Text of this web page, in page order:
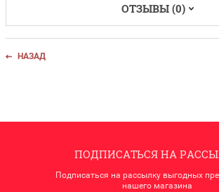
ОТЗЫВЫ (0)
НАЗАД
ПОДПИСАТЬСЯ НА
Подписаться на рассылку выгодных
нашего магазина